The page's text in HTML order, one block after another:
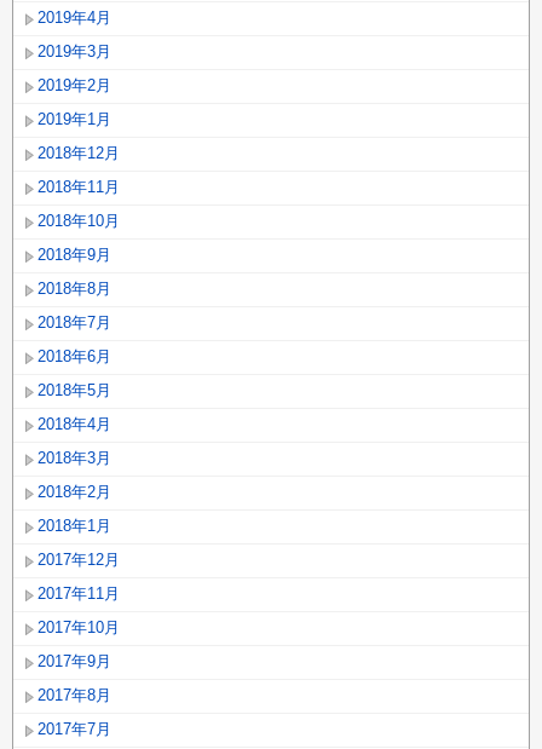
2019年4月
2019年3月
2019年2月
2019年1月
2018年12月
2018年11月
2018年10月
2018年9月
2018年8月
2018年7月
2018年6月
2018年5月
2018年4月
2018年3月
2018年2月
2018年1月
2017年12月
2017年11月
2017年10月
2017年9月
2017年8月
2017年7月